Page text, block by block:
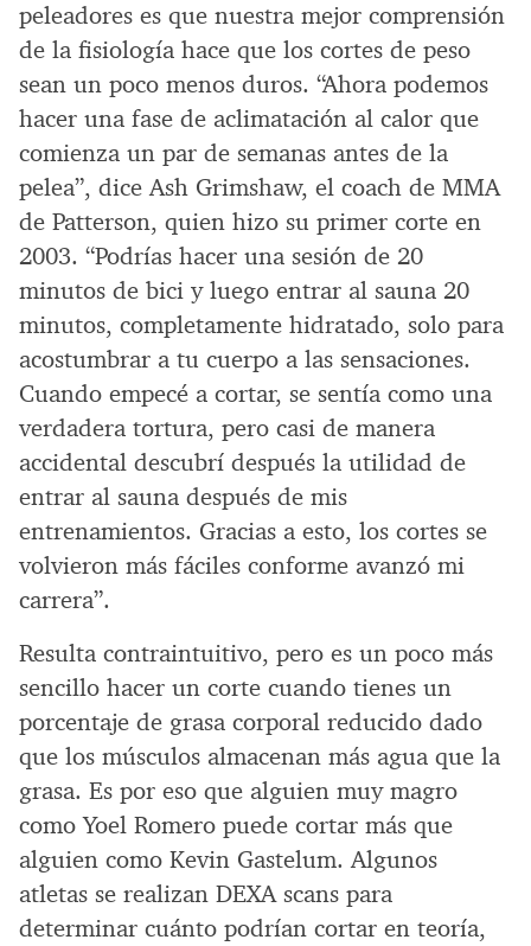
peleadores es que nuestra mejor comprensión
de la fisiología hace que los cortes de peso
sean un poco menos duros. “Ahora podemos
hacer una fase de aclimatación al calor que
comienza un par de semanas antes de la
pelea”, dice Ash Grimshaw, el coach de MMA
de Patterson, quien hizo su primer corte en
2003. “Podrías hacer una sesión de 20
minutos de bici y luego entrar al sauna 20
minutos, completamente hidratado, solo para
acostumbrar a tu cuerpo a las sensaciones.
Cuando empecé a cortar, se sentía como una
verdadera tortura, pero casi de manera
accidental descubrí después la utilidad de
entrar al sauna después de mis
entrenamientos. Gracias a esto, los cortes se
volvieron más fáciles conforme avanzó mi
carrera”.
Resulta contraintuitivo, pero es un poco más
sencillo hacer un corte cuando tienes un
porcentaje de grasa corporal reducido dado
que los músculos almacenan más agua que la
grasa. Es por eso que alguien muy magro
como Yoel Romero puede cortar más que
alguien como Kevin Gastelum. Algunos
atletas se realizan DEXA scans para
determinar cuánto podrían cortar en teoría,